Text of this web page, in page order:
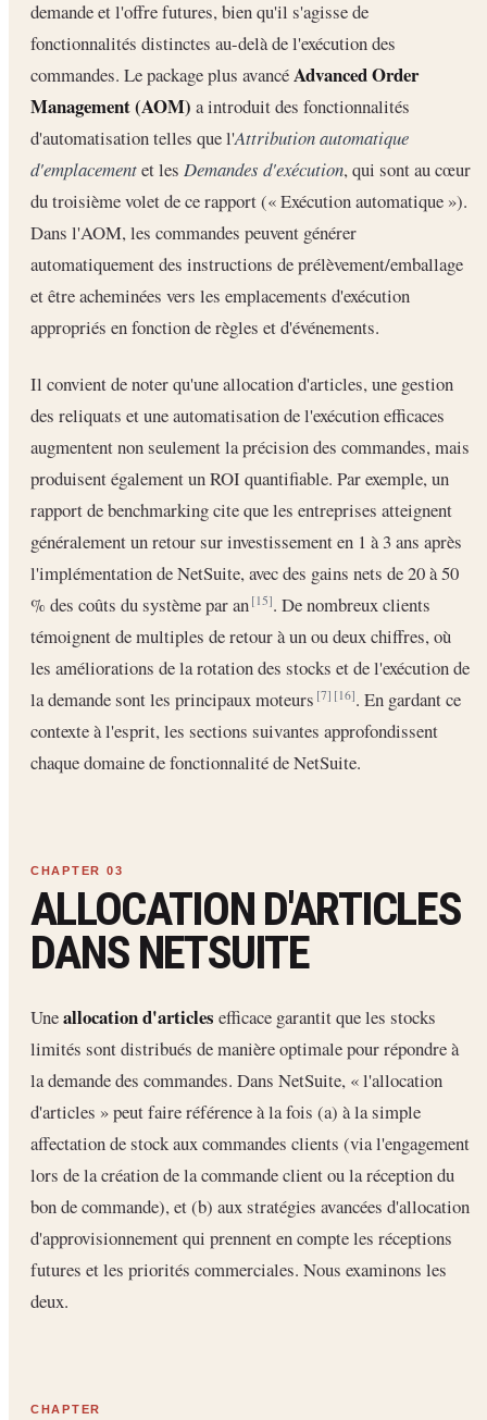
demande et l'offre futures, bien qu'il s'agisse de
fonctionnalités distinctes au-delà de l'exécution des
commandes. Le package plus avancéAdvanced Order
Management (AOM) a introduit des fonctionnalités
d'automatisation telles que l'Attribution automatique
d'emplacementet les Demandes d'exécution, qui sont au cœur
du troisième volet de ce rapport (« Exécution automatique »).
Dans l'AOM, les commandes peuvent générer
automatiquement des instructions de prélèvement/emballage
et être acheminées vers les emplacements d'exécution
appropriés en fonction de règles et d'événements.
Il convient de noter qu'une allocation d'articles, une gestion
des reliquats et une automatisation de l'exécution efficaces
augmentent non seulement la précision des commandes, mais
produisent également un ROI quantifiable. Par exemple, un
rapport de benchmarking cite que les entreprises atteignent
généralement un retour sur investissement en 1 à 3 ans après
l'implémentation de NetSuite, avec des gains nets de 20 à 50
% des coûts du système par an[15]. De nombreux clients
témoignent de multiples de retour à un ou deux chiffres, où
les améliorations de la rotation des stocks et de l'exécution de
la demande sont les principaux moteurs[7] [16]. En gardant ce
contexte à l'esprit, les sections suivantes approfondissent
chaque domaine de fonctionnalité de NetSuite.
ALLOCATION D'ARTICLES
DANS NETSUITE
Uneallocation d'articles efficace garantit que les stocks
limités sont distribués de manière optimale pour répondre à
la demande des commandes. Dans NetSuite, « l'allocation
d'articles » peut faire référence à la fois (a) à la simple
affectation de stock aux commandes clients (via l'engagement
lors de la création de la commande client ou la réception du
bon de commande), et (b) aux stratégies avancées d'allocation
d'approvisionnement qui prennent en compte les réceptions
futures et les priorités commerciales. Nous examinons les
deux.